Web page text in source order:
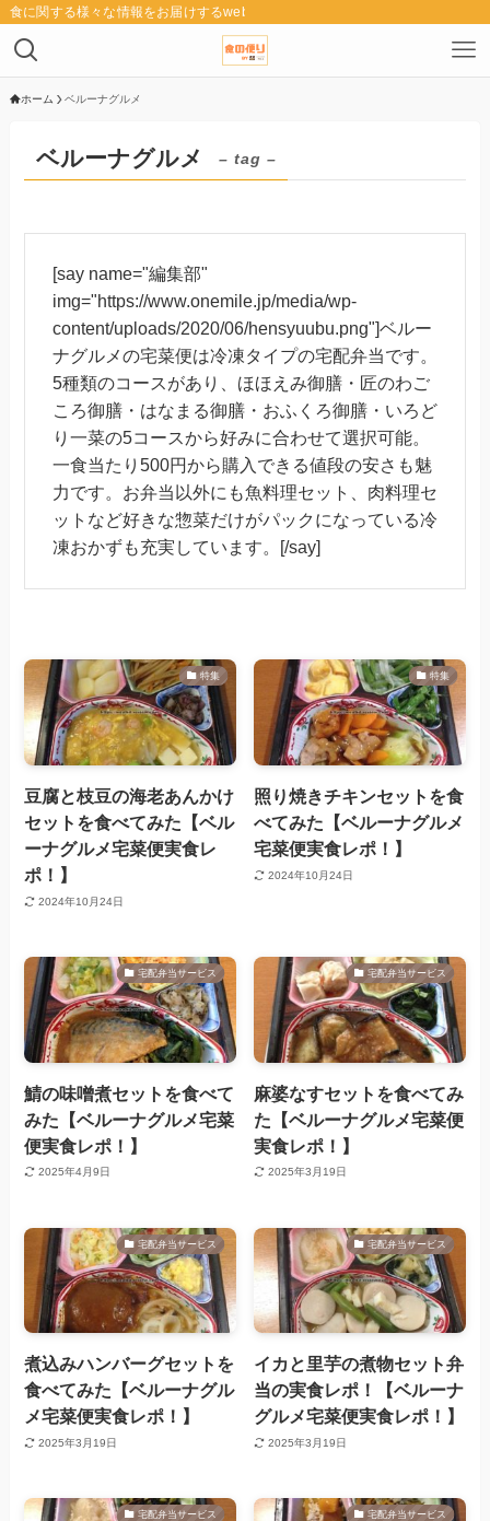
食に関する様々な情報をお届けするwebメディア「食の便り」
ホーム ベルーナグルメ
ベルーナグルメ – tag –
[say name="編集部"
img="https://www.onemile.jp/media/wp-
content/uploads/2020/06/hensyuubu.png"]ベルー
ナグルメの宅菜便は冷凍タイプの宅配弁当です。
5種類のコースがあり、ほほえみ御膳・匠のわご
ころ御膳・はなまる御膳・おふくろ御膳・いろど
り一菜の5コースから好みに合わせて選択可能。
一食当たり500円から購入できる値段の安さも魅
力です。お弁当以外にも魚料理セット、肉料理セ
ットなど好きな惣菜だけがパックになっている冷
凍おかずも充実しています。[/say]
特集
豆腐と枝豆の海老あんかけ
セットを食べてみた【ベル
ーナグルメ宅菜便実食レ
ポ！】
2024年10月24日
特集
照り焼きチキンセットを食
べてみた【ベルーナグルメ
宅菜便実食レポ！】
2024年10月24日
宅配弁当サービス
鯖の味噌煮セットを食べて
みた【ベルーナグルメ宅菜
便実食レポ！】
2025年4月9日
宅配弁当サービス
麻婆なすセットを食べてみ
た【ベルーナグルメ宅菜便
実食レポ！】
2025年3月19日
宅配弁当サービス
煮込みハンバーグセットを
食べてみた【ベルーナグル
メ宅菜便実食レポ！】
2025年3月19日
宅配弁当サービス
イカと里芋の煮物セット弁
当の実食レポ！【ベルーナ
グルメ宅菜便実食レポ！】
2025年3月19日
宅配弁当サービス 宅配弁当サービス